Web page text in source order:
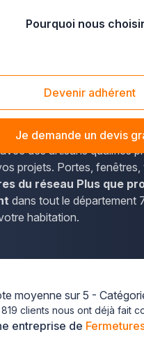
Pourquoi nous
Devenir adhérent
Je demande un devis
Seine-et-Marne (77)
un professionnel des
Marne ? La solution Plus
des artisans qualifiés
projets. Portes, fenêtres,
du réseau Plus que
dans tout le département
habitation.
entreprise de
moyenne sur 5 -
clients nous ont déjà fait